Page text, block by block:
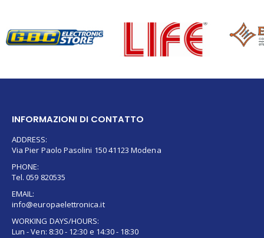
INFORMAZIONI DI CONTATTO
ADDRESS:
Via Pier Paolo Pasolini 150 41123 Modena
PHONE:
Tel. 059 820535
EMAIL:
info@europaelettronica.it
WORKING DAYS/HOURS:
Lun - Ven: 8:30 - 12:30 e 14:30 - 18:30